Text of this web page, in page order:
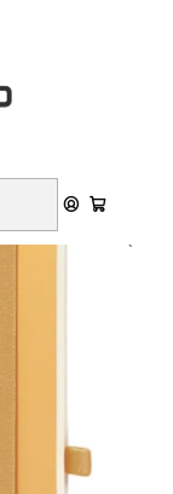
de papel
- Formato A5 -
80g/m2 -